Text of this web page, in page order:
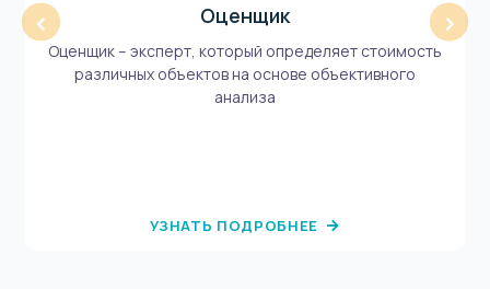
‹ Оценщик
Оценщик – эксперт, который определяет стоимость
различных объектов на основе объективного
анализа
УЗНАТЬ ПОДРОБНЕЕ
›